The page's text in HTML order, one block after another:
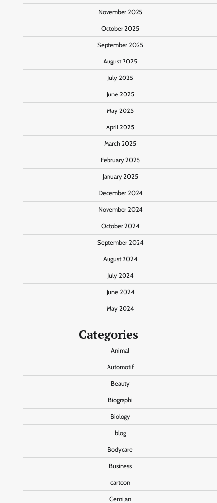
November 2025
October 2025
September 2025
August 2025
July 2025
June 2025
May 2025
April 2025
March 2025
February 2025
January 2025
December 2024
November 2024
October 2024
September 2024
August 2024
July 2024
June 2024
May 2024
Categories
Animal
Automotif
Beauty
Biographi
Biology
blog
Bodycare
Business
cartoon
Cemilan